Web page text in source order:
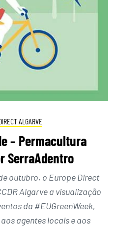
ALGARVE
– Permacultura
SerraAdentro
outubro, o Europe Direct
Algarve a visualização
da #EUGreenWeek,
agentes locais e aos